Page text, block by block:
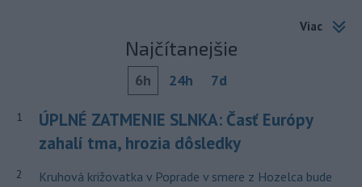
Viac
Najčítanejšie
6h 24h 7d
1
ÚPLNÉ ZATMENIE SLNKA: Časť Európy
zahalí tma, hrozia dôsledky
2
Kruhová križovatka v Poprade v smere z Hozelca bude